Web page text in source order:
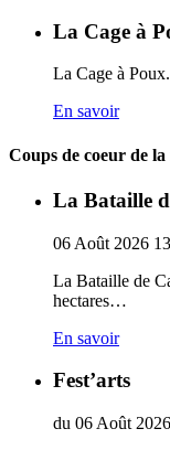
La Cage à
La Cage à
En savoir
Coups de coeur de
La Bataille
06 Août 2026 13
La Bataille de
hectares…
En savoir
Fest’arts
du 06 Août 2026